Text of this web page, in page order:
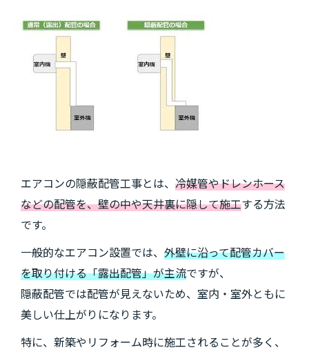
エアコンの隠蔽配管工事とは、 冷媒管やドレンホース
などの配管を、壁の中や天井裏に隠して施工する方法
です。
一般的なエアコン設置では、 外壁に沿って配管カバー
を取り付ける「露出配管」が主流ですが、
隠蔽配管では配管が見えないため、室内・室外ともに
美しい仕上がりになります。
特に、新築やリフォーム時に施工されることが多く、